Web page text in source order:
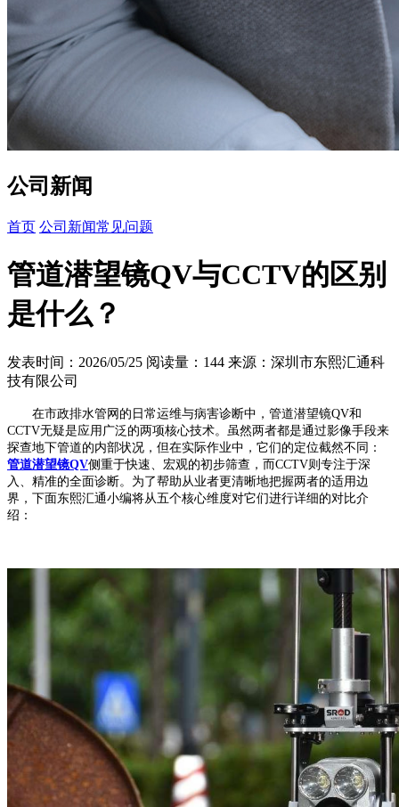
公司新闻
首页 公司新闻常见问题
管道潜望镜QV与CCTV的区别
是什么？
发表时间：2026/05/25 阅读量：144 来源：深圳市东熙汇通科
技有限公司
在市政排水管网的日常运维与病害诊断中，管道潜望镜QV和
CCTV无疑是应用广泛的两项核心技术。虽然两者都是通过影像手段来
探查地下管道的内部状况，但在实际作业中，它们的定位截然不同：
管道潜望镜QV侧重于快速、宏观的初步筛查，而CCTV则专注于深
入、精准的全面诊断。为了帮助从业者更清晰地把握两者的适用边
界，下面东熙汇通小编将从五个核心维度对它们进行详细的对比介
绍：